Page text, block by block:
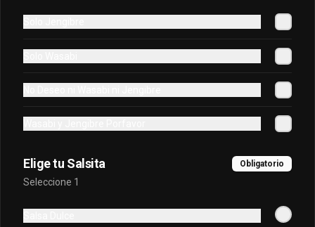
Osaka Oriental
Sake King Oriental
Elige tu Salsita Obligatorio
Seleccione 1